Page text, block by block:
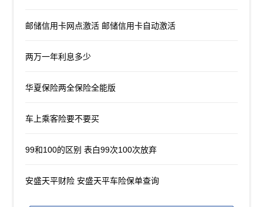
邮储信用卡网点激活 邮储信用卡自动激活
两万一年利息多少
华夏保险两全保险全能版
车上乘客险要不要买
99和100的区别 表白99次100次放弃
安盛天平财险 安盛天平车险保单查询